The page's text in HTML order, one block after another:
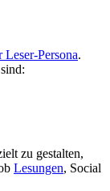
Leser-Persona.
zu gestalten,
Lesungen, Social